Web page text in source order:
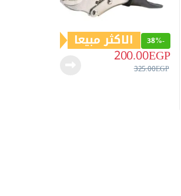
-
38% الاكثر مبيعا
200.00EGP
325.00EGP